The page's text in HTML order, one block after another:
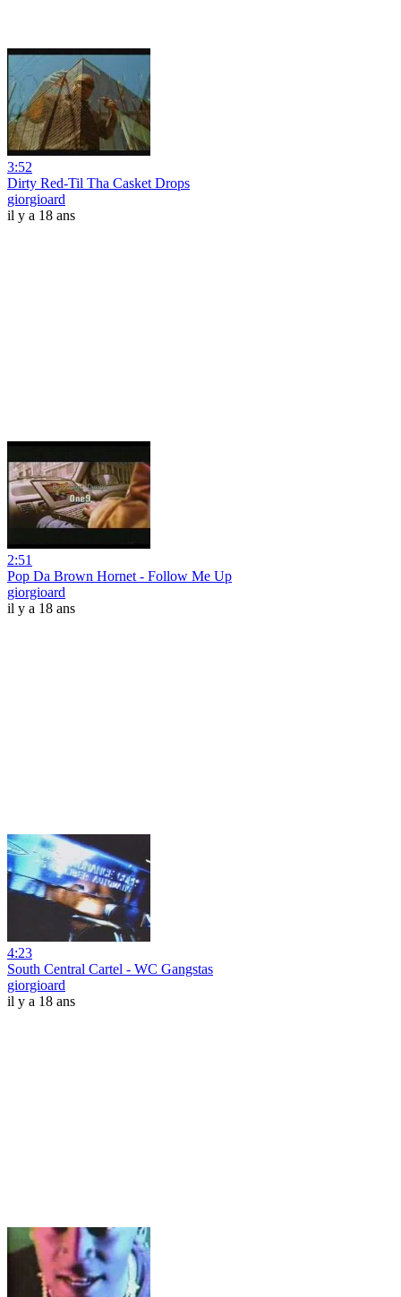
3:52
Dirty Red-Til Tha Casket Drops
giorgioard
il y a 18 ans
2:51
Pop Da Brown Hornet - Follow Me Up
giorgioard
il y a 18 ans
4:23
South Central Cartel - WC Gangstas
giorgioard
il y a 18 ans